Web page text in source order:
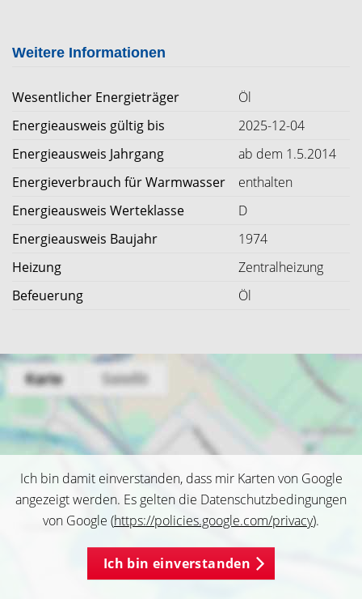
Weitere Informationen
Wesentlicher Energieträger
Öl
Energieausweis gültig bis
2025-12-04
Energieausweis Jahrgang
ab dem 1.5.2014
Energieverbrauch für Warmwasser
enthalten
Energieausweis Werteklasse
D
Energieausweis Baujahr
1974
Heizung
Zentralheizung
Befeuerung
Öl
Ich bin damit einverstanden, dass mir Karten von Google
angezeigt werden. Es gelten die Datenschutzbedingungen
von Google (https://policies.google.com/privacy).
Ich bin einverstanden